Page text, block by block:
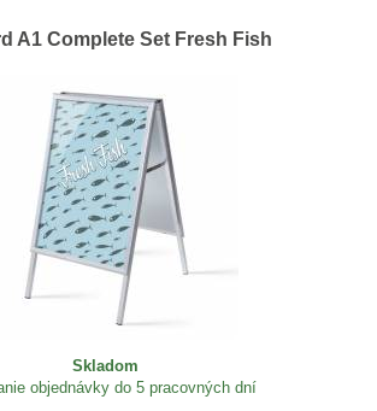
A1 Complete Set Fresh Fish
Skladom
objednávky do 5 pracovných dní